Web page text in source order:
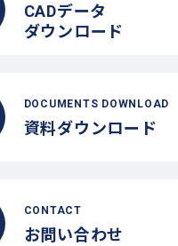
CADデータ
ダウンロード
DOCUMENTS DOWNLOAD
資料ダウンロード
CONTACT
お問い合わせ